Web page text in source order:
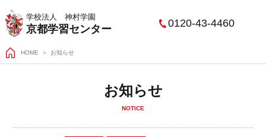
学校法人 神村学園
京都学習センター 0120-43-4460
HOME お知らせ
お知らせ
NOTICE